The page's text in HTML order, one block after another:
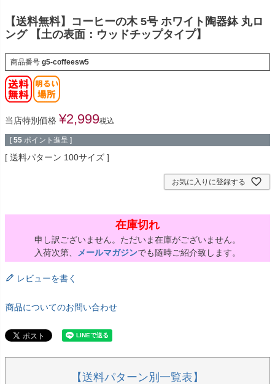
【送料無料】コーヒーの木 5号 ホワイト陶器鉢 丸ロ
ング 【土の表面：ウッドチップタイプ】
商品番号 g5-coffeesw5
当店特別価格 ¥2,999税込
[ 55 ポイント進呈 ]
送料パターン 100サイズ
お気に入りに登録する
在庫切れ
申し訳ございません。ただいま在庫がございません。
入荷次第、
メールマガジンでも随時ご紹介致します。
レビューを書く
商品についてのお問い合わせ
【送料パターン別一覧表】